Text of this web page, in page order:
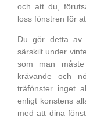
och att du,
loss fönstren för
Du gör detta av
särskilt under
som man
krävande och
träfönster inget
enligt konstens
med att dina